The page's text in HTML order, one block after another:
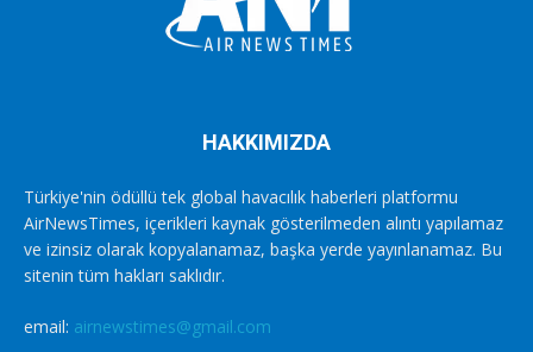
HAKKIMIZDA
Türkiye'nin ödüllü tek global havacılık haberleri platformu
AirNewsTimes, içerikleri kaynak gösterilmeden alıntı yapılamaz
ve izinsiz olarak kopyalanamaz, başka yerde yayınlanamaz. Bu
sitenin tüm hakları saklıdır.
email: airnewstimes@gmail.com